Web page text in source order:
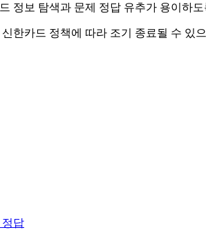
정보 탐색과 문제 정답 유추가 용이하
한카드 정책에 따라 조기 종료될 수 있으
정답